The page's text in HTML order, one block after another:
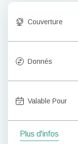
Couverture
Donnés
Valable Pour
Plus d'infos